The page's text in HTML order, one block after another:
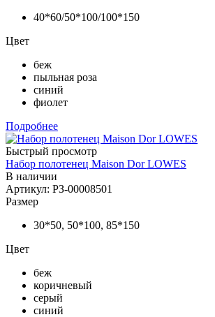
40*60/50*100/100*150
Цвет
беж
пыльная роза
синий
фиолет
Подробнее
Быстрый просмотр
Набор полотенец Maison Dor LOWES
В наличии
Артикул: РЗ-00008501
Размер
30*50, 50*100, 85*150
Цвет
беж
коричневый
серый
синий